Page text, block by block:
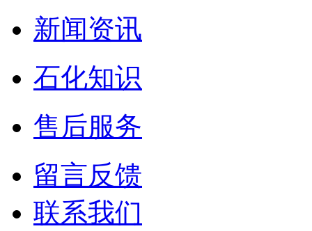
新闻资讯
石化知识
售后服务
留言反馈
联系我们